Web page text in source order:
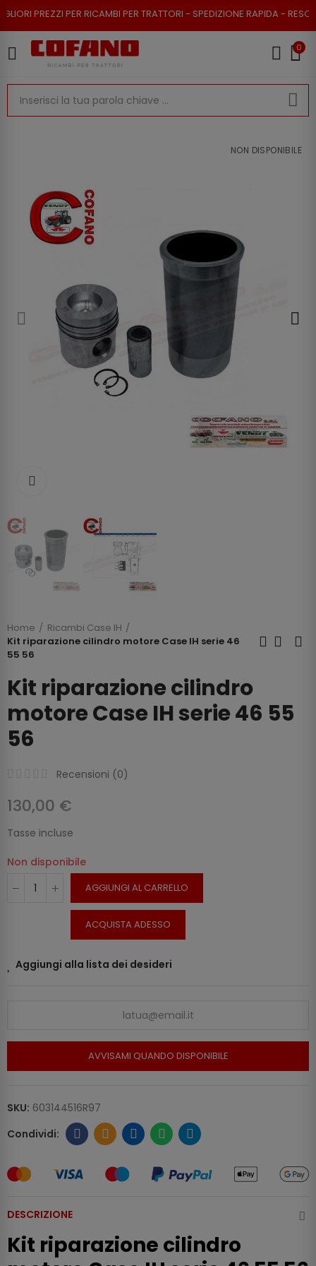
PER RICAMBI PER TRATTORI - SPEDIZIONE RAPIDA - RESO POSSIBILE
0
NON DISPONIBILE
Home
Ricambi Case IH
Kit riparazione cilindro motore Case IH serie 46
55 56
Kit riparazione cilindro
motore Case IH serie 46 55
56
Recensioni (0)
130,00 €
Tasse incluse
Non disponibile
AGGIUNGI AL CARRELLO
ACQUISTA ADESSO
Aggiungi alla lista dei desideri
AVVISAMI QUANDO DISPONIBILE
SKU: 603144516R97
DESCRIZIONE
Kit riparazione cilindro